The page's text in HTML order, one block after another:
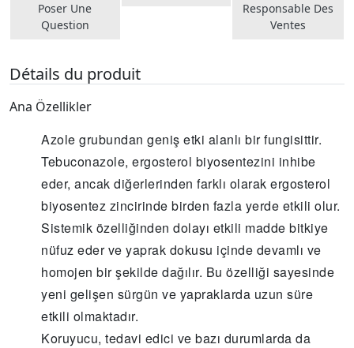
Poser Une
Question
Responsable Des
Ventes
Détails du produit
Ana Özellikler
Azole grubundan geniş etki alanlı bir fungisittir.
Tebuconazole, ergosterol biyosentezini inhibe
eder, ancak diğerlerinden farklı olarak ergosterol
biyosentez zincirinde birden fazla yerde etkili olur.
Sistemik özelliğinden dolayı etkili madde bitkiye
nüfuz eder ve yaprak dokusu içinde devamlı ve
homojen bir şekilde dağılır. Bu özelliği sayesinde
yeni gelişen sürgün ve yapraklarda uzun süre
etkili olmaktadır.
Koruyucu, tedavi edici ve bazı durumlarda da